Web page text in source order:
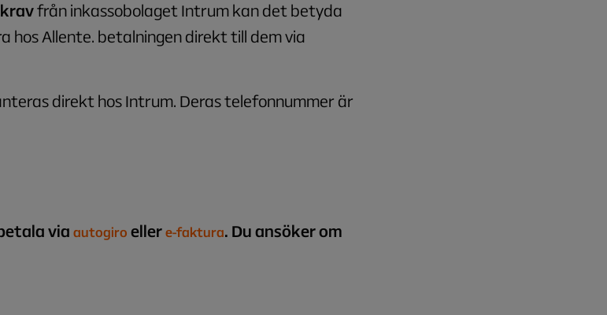
från inkassobolaget Intrum kan det betyda
Allente. betalningen direkt till dem via
direkt hos Intrum. Deras telefonnummer är
via autogiro ellere-faktura. Du ansöker om